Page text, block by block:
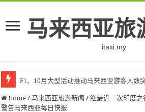
马来西亚旅
itaxi.my
F1、10月大型活动推动马来西亚游客人数
Home / 马来西亚旅游新闻 / 继最近一次印度
警告马来西亚每日快报